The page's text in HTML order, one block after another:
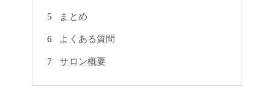
まとめ
よくある質問
サロン概要